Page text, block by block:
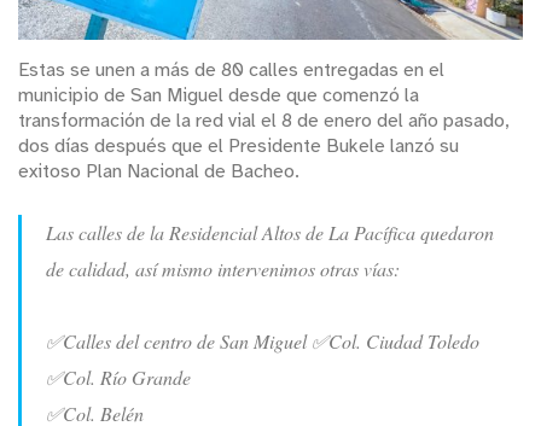
Estas se unen a más de 80 calles entregadas en el
municipio de San Miguel desde que comenzó la
transformación de la red vial el 8 de enero del año pasado,
dos días después que el Presidente Bukele lanzó su
exitoso Plan Nacional de Bacheo.
Las calles de la Residencial Altos de La Pacífica quedaron
de calidad, así mismo intervenimos otras vías:
✅Calles del centro de San Miguel ✅Col. Ciudad Toledo
✅Col. Río Grande
✅Col. Belén